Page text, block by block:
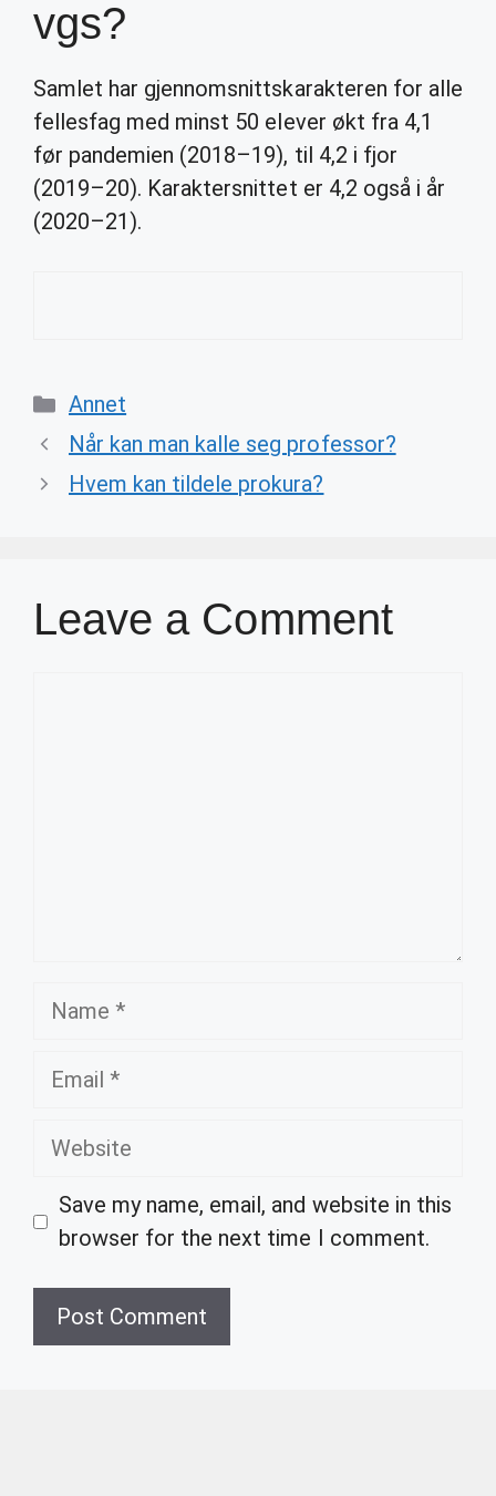
vgs?
Samlet har gjennomsnittskarakteren for alle
fellesfag med minst 50 elever økt fra 4,1
før pandemien (2018–19), til 4,2 i fjor
(2019–20). Karaktersnittet er 4,2 også i år
(2020–21).
Categories
Annet
Når kan man kalle seg professor?
Hvem kan tildele prokura?
Leave a Comment
Name
Email
Website
Save my name, email, and website in this
browser for the next time I comment.